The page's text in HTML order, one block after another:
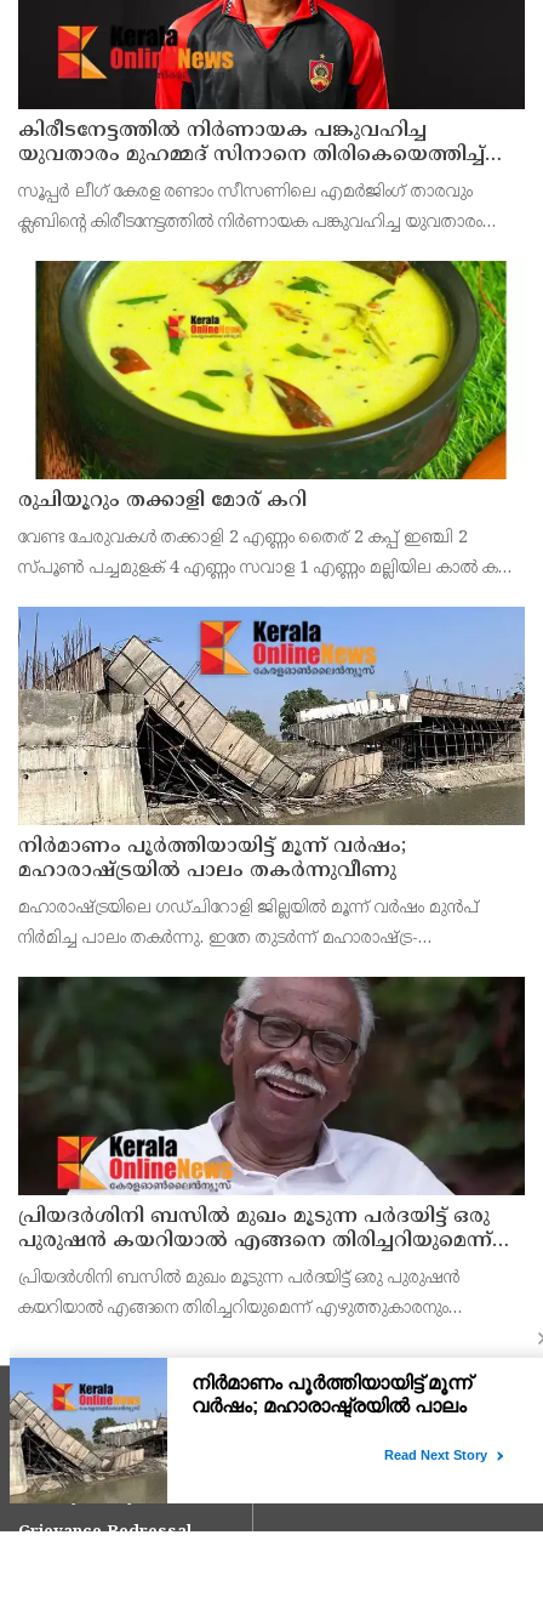
കിരീടനേട്ടത്തില്‍ നിര്‍ണായക പങ്കുവഹിച്ച
യുവതാരം മുഹമ്മദ് സിനാനെ തിരികെയെത്തിച്ച്
കണ്ണൂര്‍ വാരിയേഴ്സ് എഫ്സി
സൂപ്പര്‍ ലീഗ് കേരള രണ്ടാം സീസണിലെ എമര്‍ജിംഗ് താരവും
ക്ലബിന്റെ കിരീടനേട്ടത്തില്‍ നിര്‍ണായക പങ്കുവഹിച്ച യുവതാരം
എഫ്സി. സൂപ്പര്‍ ലീഗ് കിരീട നേട്ടത്തി
രുചിയൂറും തക്കാളി മോര് കറി
വേണ്ട ചേരുവകൾ തക്കാളി 2 എണ്ണം തൈര് 2 കപ്പ് ഇഞ്ചി 2
സ്പൂൺ പച്ചമുളക് 4 എണ്ണം സവാള 1 എണ്ണം മല്ലിയില കാൽ കപ്പ്
കറിവേപ്പില 2 തണ്ട് തയ്യാറാക്കുന്ന വിധം തക്കാ
നിർമാണം പൂർത്തിയായിട്ട് മൂന്ന് വർഷം;
മഹാരാഷ്ട്രയിൽ പാലം തകർന്നുവീണു
മഹാരാഷ്ട്രയിലെ ഗഡ്ചിറോളി ജില്ലയിൽ മൂന്ന് വർഷം മുൻപ്
നിർമിച്ച പാലം തകർന്നു. ഇതേ തുടർന്ന് മഹാരാഷ്ട്ര-
ഗതാഗതം നിലച്ചു. ബന്ദിയ നദിക്ക് കുറുകെ നിർമിച്ച 10
പ്രിയദർശിനി ബസിൽ മുഖം മൂടുന്ന പർദയിട്ട് ഒരു
പുരുഷൻ കയറിയാൽ എങ്ങനെ തിരിച്ചറിയുമെന്ന്
എംഎൻ കാരശ്ശേരി
പ്രിയദർശിനി ബസിൽ മുഖം മൂടുന്ന പർദയിട്ട് ഒരു പുരുഷൻ
കയറിയാൽ എങ്ങനെ തിരിച്ചറിയുമെന്ന് എഴുത്തുകാരനും
പർദയായ നിഖാബ് എന്തുകൊണ്ടാണ് വലിയൊരു നിയമപ്രശ്നമാ
Explore Kerala Onlinenews
Home
Privacy Policy
Grievance Redressal